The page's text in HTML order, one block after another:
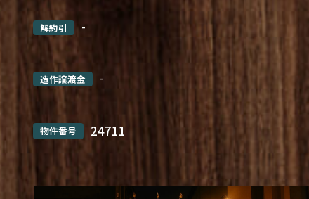
解約引 -
造作譲渡金 -
物件番号 24711